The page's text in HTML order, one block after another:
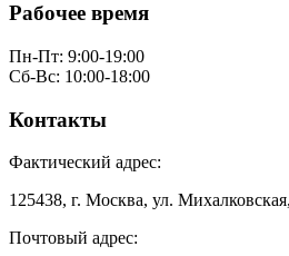
Рабочее время
Пн-Пт: 9:00-19:00
Сб-Вс: 10:00-18:00
Контакты
Фактический адрес:
125438, г. Москва, ул.
Почтовый адрес: